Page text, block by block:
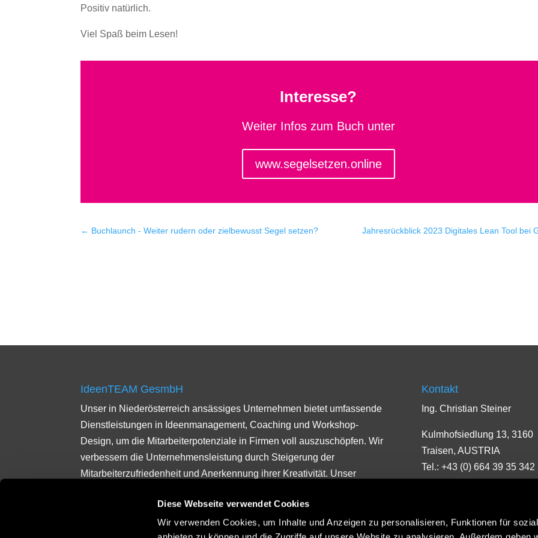
Diese Webseite verwendet Cookies
Wir verwenden Cookies, um Inhalte und Anzeigen zu personalisieren, Funktionen für
Positiv natürlich.
Viel Spaß beim Lesen!
Interesse?
Weiter Infos zum Buch unter
www.segelsetzen.online
← Buchlaunch - Weiter rudern oder zielbewusst Segel setzen? Jahresrückblick 2023 Digitales Lean Tool bei
IdeenTEAM GesmbH
Unser in Niederösterreich ansässiges Unternehmen bietet umfassende
Dienstleistungen in Ideenmanagement, Coaching und Workshop-
Design, um die Mitarbeiterpotenziale in Firmen voll auszuschöpfen. Wir
verbessern die Unternehmensleistung durch Steigerung der
Mitarbeiterzufriedenheit und Anerkennung ihrer Kreativität. Unser
Mitarbeiterideen. Durch Coaching fördern wir
Persönlichkeitsentwicklung und das Erreichen von Herzenszielen.
Kontakt
Ing. Christian Steiner
Kulmhofsiedlung 13, 3160
Traisen, AUSTRIA
Tel.: +43 (0) 664 39 35 342